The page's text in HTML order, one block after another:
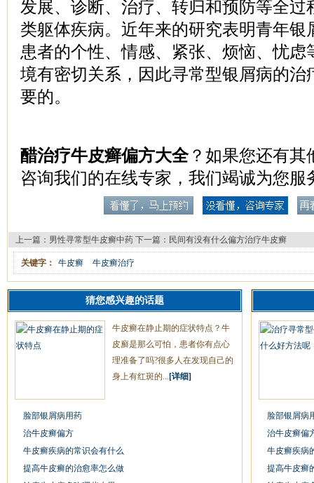
发展、诊断、治疗、转归和预防等全过
类躯体疾病。近年来的研究表明青年银
患者的个性、情感、紧张、烦恼、忧虑
境有密切关系，因此寻常型银屑病的治
要的。
醋治疗牛皮癣偏方大全？如果您还有其
咨询我们的在线专家，我们竭诚为您服
上一篇： 男性寻常型牛皮癣中药 下一篇： 民间有没有什么偏方治疗牛皮癣
关键字： 牛皮癣 牛皮癣治疗
猜您感兴趣的话题
牛皮癣在静止期的症状特点？牛
皮廯是那么可怕，患者你有点心
理准备了吗?很多人在发现自己的
身上有红斑的... [详细]
脸部银屑病用药
治牛皮癣偏方
牛皮癣疾病的常识会有什么
提高牛皮癣的治愈率怎么做
脸部银屑病
治牛皮癣偏
牛皮癣疾病
提高牛皮癣